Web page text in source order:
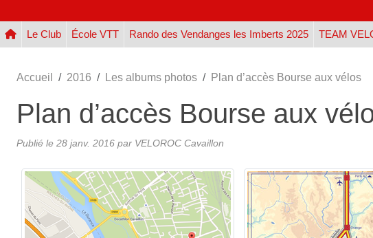
Le Club École VTT Rando des Vendanges les Imberts 2025 TEAM
Accueil 2016 Les albums photos Plan d’accès Bourse aux vélos
Plan d’accès Bourse aux
Publié le 28 janv. 2016 par VELOROC Cavaillon